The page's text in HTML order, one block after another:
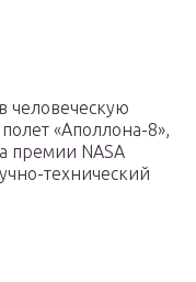
человеческую
«Аполлона-8»,
премии NASA
технический